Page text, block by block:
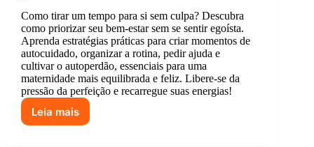
Como tirar um tempo para si sem culpa? Descubra
como priorizar seu bem-estar sem se sentir egoísta.
Aprenda estratégias práticas para criar momentos de
autocuidado, organizar a rotina, pedir ajuda e
cultivar o autoperdão, essenciais para uma
maternidade mais equilibrada e feliz. Libere-se da
pressão da perfeição e recarregue suas energias!
Leia mais
Como